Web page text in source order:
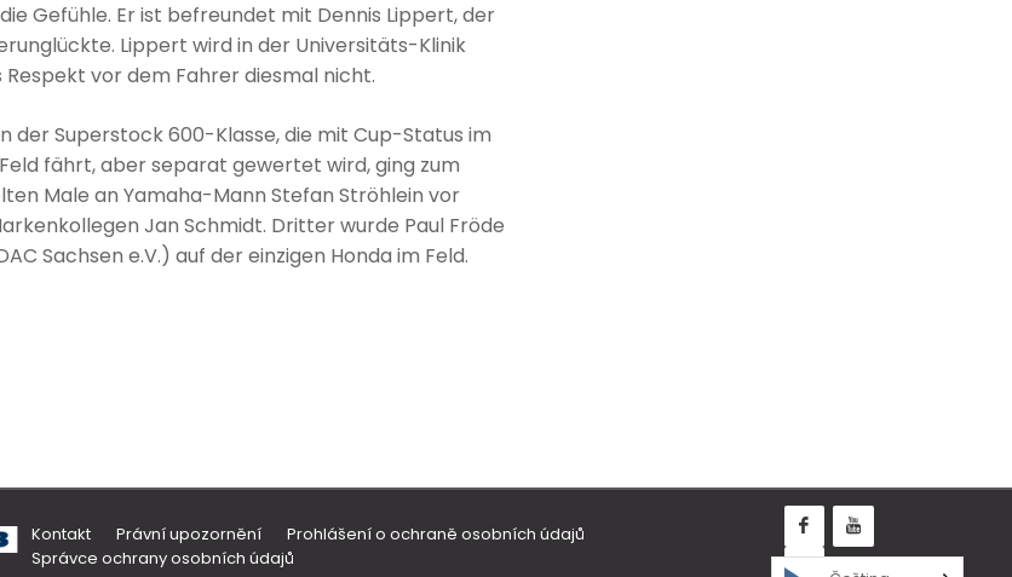
Gefühle. Er ist befreundet mit Dennis Lippert, der
Lippert wird in der Universitäts-Klinik
vor dem Fahrer diesmal nicht.
der Superstock 600-Klasse, die mit Cup-Status im
fährt, aber separat gewertet wird, ging zum
Male an Yamaha-Mann Stefan Ströhlein vor
Jan Schmidt. Dritter wurde Paul Fröde
Sachsen e.V.) auf der einzigen Honda im Feld.
Kontakt Právní upozornění
Prohlášení o ochraně osobních údajů
Správce ochrany osobních údajů